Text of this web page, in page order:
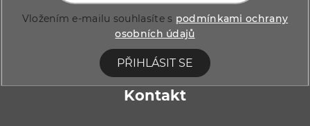
Vložením e-mailu souhlasíte s podmínkami ochrany
osobních údajů
PŘIHLÁSIT SE
Kontakt